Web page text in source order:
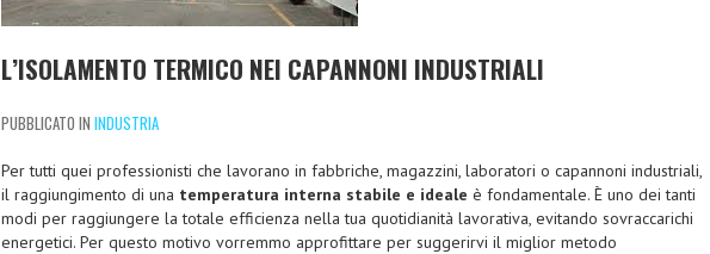
L’ISOLAMENTO TERMICO NEI CAPANNONI INDUSTRIALI
PUBBLICATO IN INDUSTRIA
Per tutti quei professionisti che lavorano in fabbriche, magazzini, laboratori o capannoni industriali,
il raggiungimento di una temperatura interna stabile e ideale è fondamentale. È uno dei tanti
modi per raggiungere la totale efficienza nella tua quotidianità lavorativa, evitando sovraccarichi
energetici. Per questo motivo vorremmo approfittare per suggerirvi il miglior metodo